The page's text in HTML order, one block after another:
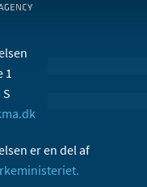
1
er en del af